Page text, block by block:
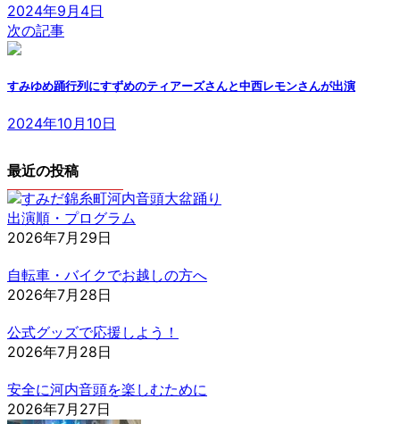
2024年9月4日
次の記事
すみゆめ踊行列にすずめのティアーズさんと中西レモンさんが出演
2024年10月10日
最近の投稿
出演順・プログラム
2026年7月29日
自転車・バイクでお越しの方へ
2026年7月28日
公式グッズで応援しよう！
2026年7月28日
安全に河内音頭を楽しむために
2026年7月27日